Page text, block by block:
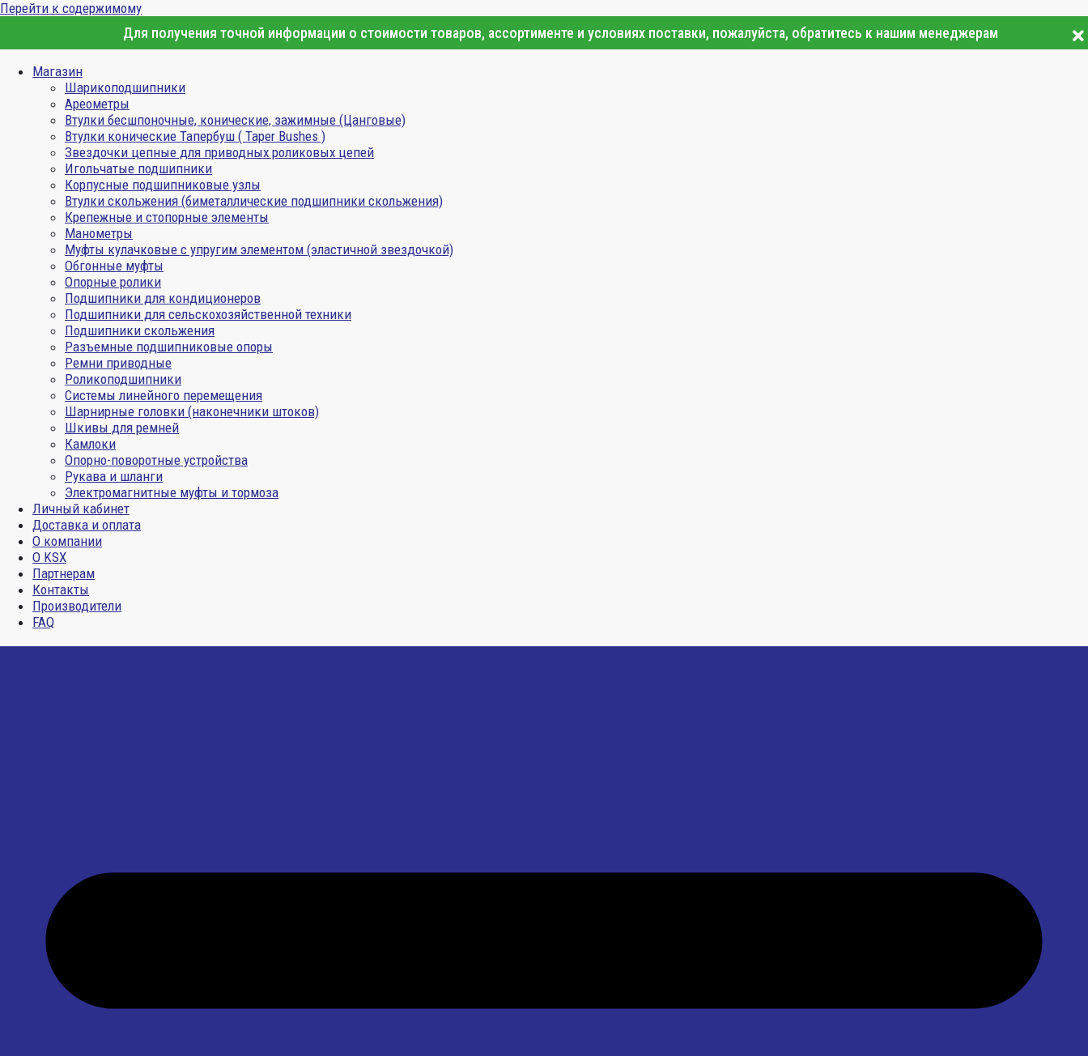
Перейти к содержимому
Для получения точной информации о стоимости товаров, ассортименте и условиях поставки, пожалуйста, обратитесь к нашим менеджерам
Магазин
Шарикоподшипники
Ареометры
Втулки бесшпоночные, конические, зажимные (Цанговые)
Втулки конические Тапербуш ( Taper Bushes )
Звездочки цепные для приводных роликовых цепей
Игольчатые подшипники
Корпусные подшипниковые узлы
Втулки скольжения (биметаллические подшипники скольжения)
Крепежные и стопорные элементы
Манометры
Муфты кулачковые с упругим элементом (эластичной звездочкой)
Обгонные муфты
Опорные ролики
Подшипники для кондиционеров
Подшипники для сельскохозяйственной техники
Подшипники скольжения
Разъемные подшипниковые опоры
Ремни приводные
Роликоподшипники
Системы линейного перемещения
Шарнирные головки (наконечники штоков)
Шкивы для ремней
Камлоки
Опорно-поворотные устройства
Рукава и шланги
Электромагнитные муфты и тормоза
Личный кабинет
Доставка и оплата
О компании
О KSX
Партнерам
Контакты
Производители
FAQ